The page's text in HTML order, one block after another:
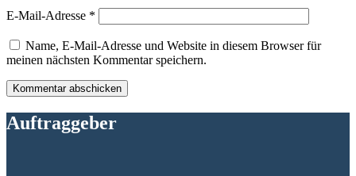
E-Mail-Adresse *
Name, E-Mail-Adresse und Website in diesem Browser für
meinen nächsten Kommentar speichern.
Auftraggeber